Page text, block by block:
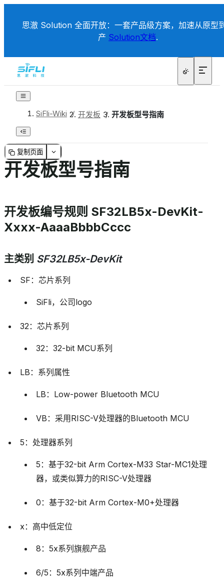
思澈 Solution 全面开放：一套产品级方案，加速从原型
产 Solution文档.
SiFli-Wiki / 开发板 / 开发板型号指南
复制页面
开发板型号指南
开发板编号规则 SF32LB5x-DevKit-
Xxxx-AaaaBbbbCccc
主类别 SF32LB5x-DevKit
SF：芯片系列
SiFli，公司logo
32：芯片系列
32：32-bit MCU系列
LB：系列属性
LB：Low-power Bluetooth MCU
VB：采用RISC-V处理器的Bluetooth MCU
5：处理器系列
5：基于32-bit Arm Cortex-M33 Star-MC1处理
器，或类似算力的RISC-V处理器
0：基于32-bit Arm Cortex-M0+处理器
x：高中低定位
8：5x系列旗舰产品
6/5：5x系列中端产品